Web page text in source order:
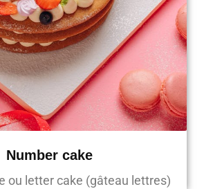
Number cake
ou letter cake (gâteau lettres)